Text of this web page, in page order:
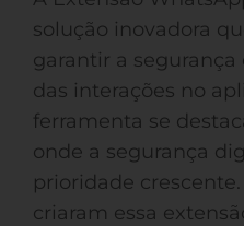
solução inovadora
garantir a
das interações no
ferramenta se
onde a segurança
prioridade
criaram essa